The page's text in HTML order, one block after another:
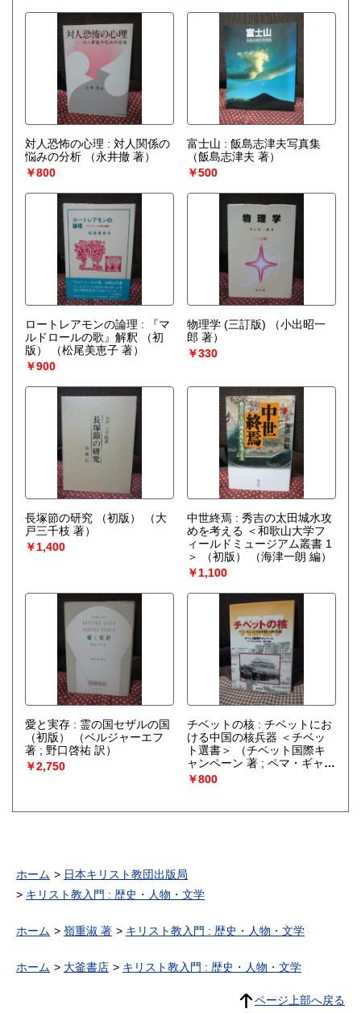
対人恐怖の心理 : 対人関係の
悩みの分析
（永井撤 著）
￥800
富士山 : 飯島志津夫写真集
（飯島志津夫 著）
￥500
ロートレアモンの論理 : 『マ
ルドロールの歌』解釈 （初
版）
（松尾美恵子 著）
￥900
物理学 (三訂版)
（小出昭一
郎 著）
￥330
長塚節の研究 （初版）
（大
戸三千枝 著）
￥1,400
中世終焉 : 秀吉の太田城水攻
めを考える ＜和歌山大学フ
ィールドミュージアム叢書 1
＞ （初版）
（海津一朗 編）
￥1,100
愛と実存 : 霊の国セザルの国
（初版）
（ベルジャーエフ
著 ; 野口啓祐 訳）
￥2,750
チベットの核 : チベットにお
ける中国の核兵器 ＜チベッ
ト選書＞
（チベット国際キ
ャンペーン 著 ; ペマ・ギャル
ポ 監訳 ; 金谷譲 訳）
￥800
ホーム
日本キリスト教団出版局
キリスト教入門 : 歴史・人物・文学
ホーム 嶺重淑 著 キリスト教入門 : 歴史・人物・文学
ホーム 大釜書店 キリスト教入門 : 歴史・人物・文学
ページ上部へ戻る